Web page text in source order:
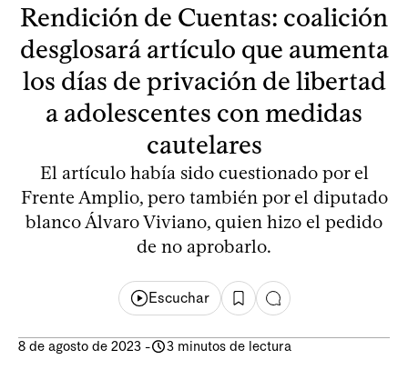
Rendición de Cuentas: coalición
desglosará artículo que aumenta
los días de privación de libertad
a adolescentes con medidas
cautelares
El artículo había sido cuestionado por el
Frente Amplio, pero también por el diputado
blanco Álvaro Viviano, quien hizo el pedido
de no aprobarlo.
Escuchar
8 de agosto de 2023 - 3 minutos de lectura